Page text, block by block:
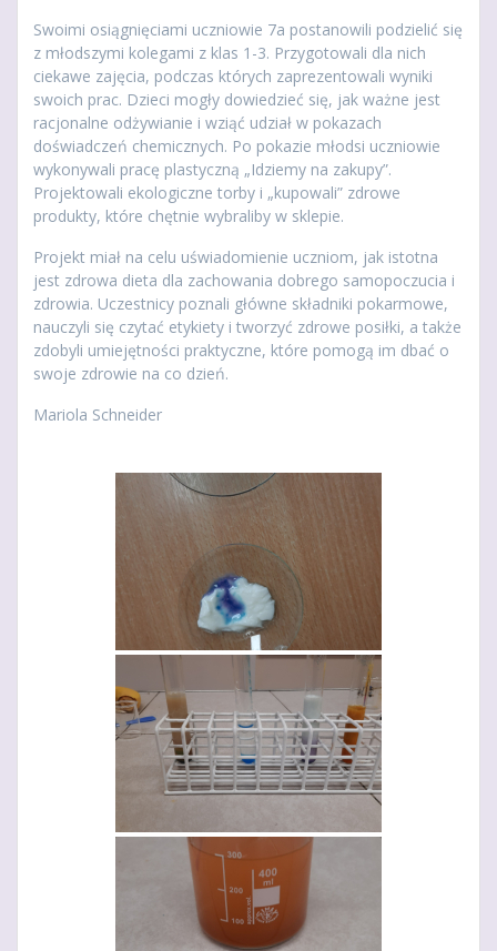
Swoimi osiągnięciami uczniowie 7a postanowili podzielić się
z młodszymi kolegami z klas 1-3. Przygotowali dla nich
ciekawe zajęcia, podczas których zaprezentowali wyniki
swoich prac. Dzieci mogły dowiedzieć się, jak ważne jest
racjonalne odżywianie i wziąć udział w pokazach
doświadczeń chemicznych. Po pokazie młodsi uczniowie
wykonywali pracę plastyczną „Idziemy na zakupy”.
Projektowali ekologiczne torby i „kupowali” zdrowe
produkty, które chętnie wybraliby w sklepie.
Projekt miał na celu uświadomienie uczniom, jak istotna
jest zdrowa dieta dla zachowania dobrego samopoczucia i
zdrowia. Uczestnicy poznali główne składniki pokarmowe,
nauczyli się czytać etykiety i tworzyć zdrowe posiłki, a także
zdobyli umiejętności praktyczne, które pomogą im dbać o
swoje zdrowie na co dzień.
Mariola Schneider